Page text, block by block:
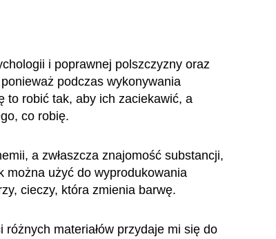
i poprawnej polszczyzny oraz
podczas wykonywania
to robić tak, aby ich zaciekawić, a
co robię.
a zwłaszcza znajomość substancji,
można użyć do wyprodukowania
cieczy, która zmienia barwę.
materiałów przydaje mi się do